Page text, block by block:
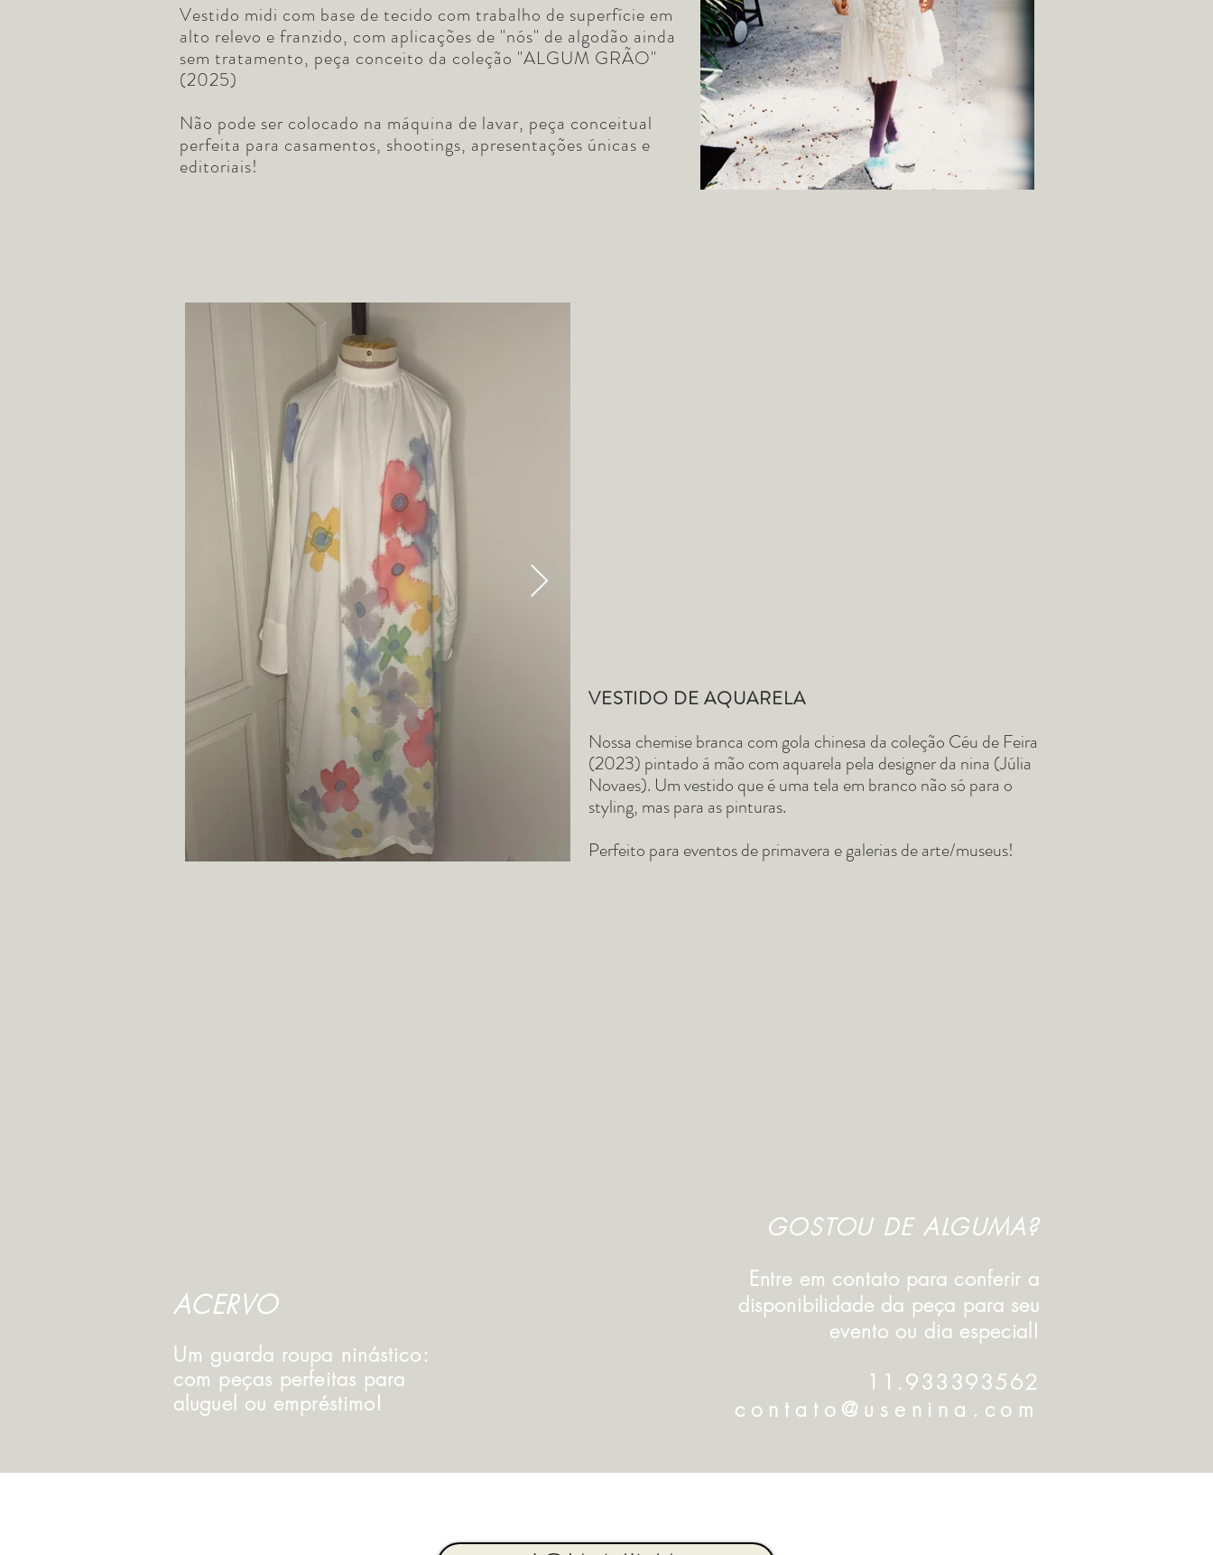
Vestido midi com base de tecido com trabalho de superfície em
alto relevo e franzido, com aplicações de "nós" de algodão ainda
sem tratamento, peça conceito da coleção "ALGUM GRÃO"
(2025)
Não pode ser colocado na máquina de lavar, peça conceitual
perfeita para casamentos, shootings, apresentações únicas e
editoriais!
VESTIDO DE AQUARELA
Nossa chemise branca com gola chinesa da coleção Céu de Feira
(2023) pintado á mão com aquarela pela designer da nina (Júlia
Novaes). Um vestido que é uma tela em branco não só para o
styling, mas para as pinturas.
Perfeito para eventos de primavera e galerias de arte/museus!
ACERVO
Um guarda roupa ninástico:
com peças perfeitas para
aluguel ou empréstimo!
GOSTOU DE ALGUMA?
Entre em contato para conferir a
disponibilidade da peça para seu
evento ou dia especial!
11.933393562
contato@usenina.com